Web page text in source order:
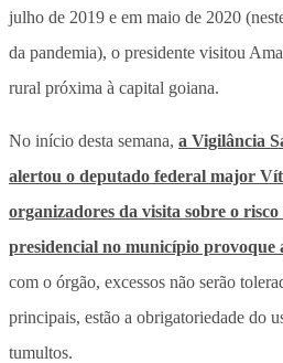
julho de 2019 e em maio de 2020
da pandemia), o presidente visitou
rural próxima à capital goiana.
No início desta semana, a Vigilância
alertou o deputado federal major
organizadores da visita sobre o risco
presidencial no município provoque
com o órgão, excessos não serão
principais, estão a obrigatoriedade do
tumultos.